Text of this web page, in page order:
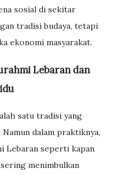
sosial di sekitar
tradisi budaya, tetapi
ekonomi masyarakat.
Lebaran dan
satu tradisi yang
dalam praktiknya,
Lebaran seperti kapan
menimbulkan